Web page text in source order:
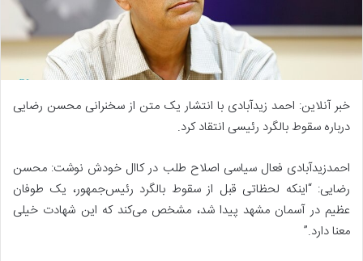
خبر آنلاین: احمد زیدآبادی با انتشار یک متن از سخنرانی محسن رضایی
درباره سقوط بالگرد رئیسی انتقاد کرد.
احمدزیدآبادی فعال سیاسی اصلاح طلب در کاال خودش نوشت: محسن
رضایی: “اینکه لحظاتی قبل از سقوط بالگرد رئیس‌جمهور، یک طوفان
عظیم در آسمان مشهد پیدا شد، مشخص می‌کند که این شهادت خیلی
معنا دارد.”